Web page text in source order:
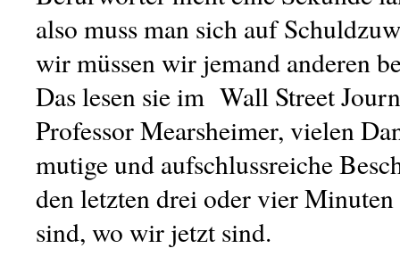
also muss man sich auf
wir müssen wir jemand anderen
Das lesen sie im Wall Street
Professor Mearsheimer, vielen
mutige und aufschlussreiche
den letzten drei oder vier
sind, wo wir jetzt sind.